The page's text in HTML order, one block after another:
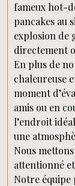
fameux hot-
pancakes au
explosion de
directement
En plus de
chaleureuse
moment
amis ou en
l’endroit
une
Nous
attentionné
Notre équipe